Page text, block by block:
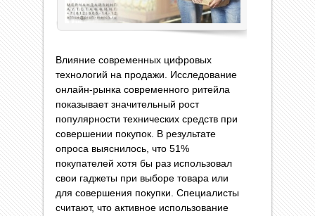
Влияние современных цифровых
технологий на продажи. Исследование
онлайн-рынка современного ритейла
показывает значительный рост
популярности технических средств при
совершении покупок. В результате
опроса выяснилось, что 51%
покупателей хотя бы раз использовал
свои гаджеты при выборе товара или
для совершения покупки. Специалисты
считают, что активное использование